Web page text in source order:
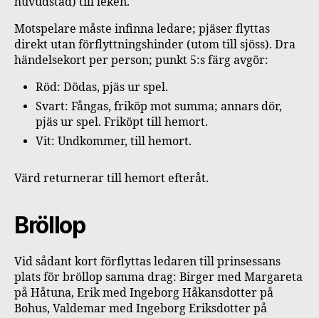
Motspelare måste infinna ledare; pjäser flyttas
direkt utan förflyttningshinder (utom till sjöss). Dra
händelsekort per person; punkt 5:s färg avgör:
Röd: Dödas, pjäs ur spel.
Svart: Fångas, friköp mot summa; annars dör,
pjäs ur spel. Friköpt till hemort.
Vit: Undkommer, till hemort.
Värd returnerar till hemort efteråt.
Bröllop
Vid sådant kort förflyttas ledaren till prinsessans
plats för bröllop samma drag: Birger med Margareta
på Håtuna, Erik med Ingeborg Håkansdotter på
Bohus, Valdemar med Ingeborg Eriksdotter på